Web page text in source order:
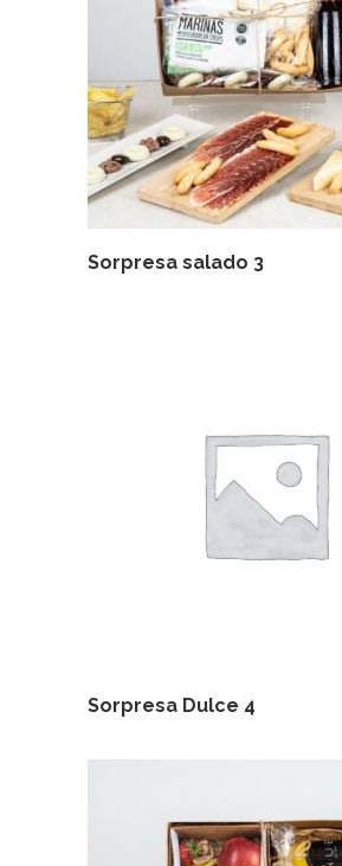
AÑADIR AL CARRITO
Sorpresa salado 3
AÑADIR AL CARRITO
Sorpresa Dulce 4